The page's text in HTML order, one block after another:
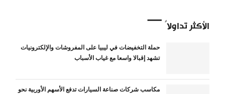
الأكثر تداولاً
حملة التخفيضات في ليبيا على المفروشات والإلكترونيات
تشهد إقبالا واسعا مع غياب الأسباب
مكاسب شركات صناعة السيارات تدفع الأسهم الأوربية نحو